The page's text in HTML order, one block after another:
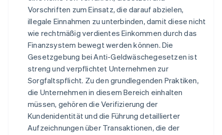
Vorschriften zum Einsatz, die darauf abzielen,
illegale Einnahmen zu unterbinden, damit diese nicht
wie rechtmäßig verdientes Einkommen durch das
Finanzsystem bewegt werden können. Die
Gesetzgebung bei Anti-Geldwäschegesetzen ist
streng und verpflichtet Unternehmen zur
Sorgfaltspflicht. Zu den grundlegenden Praktiken,
die Unternehmen in diesem Bereich einhalten
müssen, gehören die Verifizierung der
Kundenidentität und die Führung detaillierter
Aufzeichnungen über Transaktionen, die der